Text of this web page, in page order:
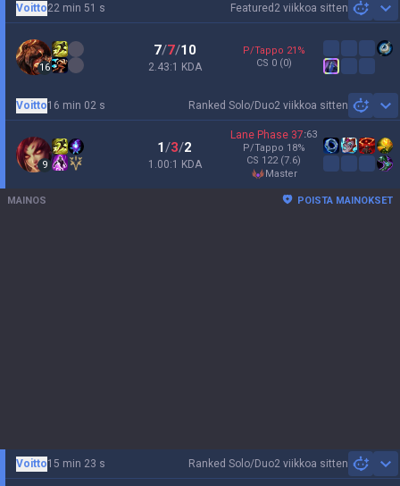
Featured 2 viikkoa sitten
Voitto22 min 51 s
16
7/7/10
2.43:1 KDA
P/Tappo 21 %
CS 0 (0)
Ranked Solo/Duo2 viikkoa sitten
Voitto16 min 02 s
9
1/3/2
1.00:1 KDA
Lane Phase 37:63
P/Tappo 18%
CS 122 (7.6)
master
MAINOS POISTA MAINOKSET
Ranked Solo/Duo2 viikkoa sitten
Voitto15 min 23 s